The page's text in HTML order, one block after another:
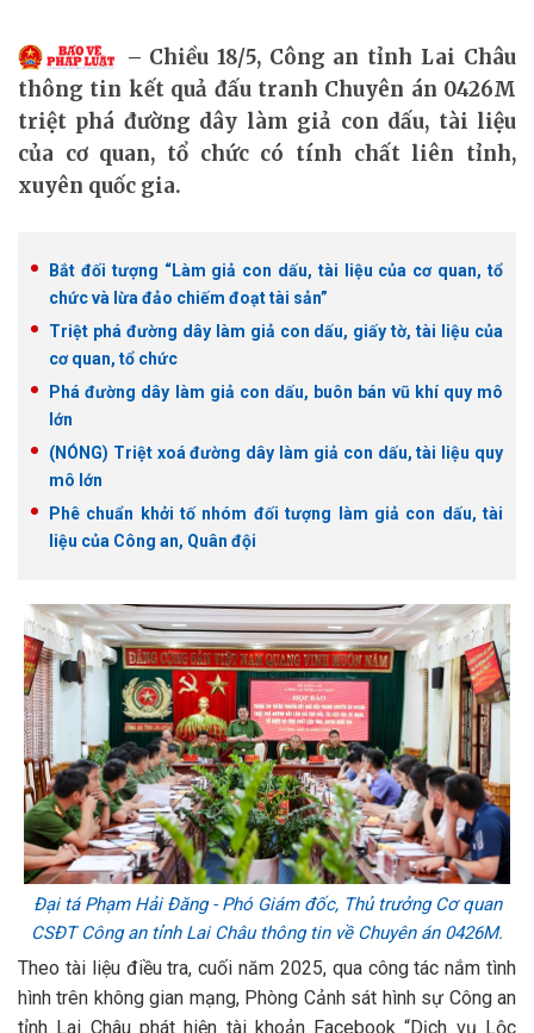
Chiều 18/5, Công an tỉnh Lai Châu
thông tin kết quả đấu tranh Chuyên án 0426M
triệt phá đường dây làm giả con dấu, tài liệu
của cơ quan, tổ chức có tính chất liên tỉnh,
xuyên quốc gia.
Bắt đối tượng “Làm giả con dấu, tài liệu của cơ quan, tổ
chức và lừa đảo chiếm đoạt tài sản”
Triệt phá đường dây làm giả con dấu, giấy tờ, tài liệu của
cơ quan, tổ chức
Phá đường dây làm giả con dấu, buôn bán vũ khí quy mô
lớn
(NÓNG) Triệt xoá đường dây làm giả con dấu, tài liệu quy
mô lớn
Phê chuẩn khởi tố nhóm đối tượng làm giả con dấu, tài
liệu của Công an, Quân đội
Đại tá Phạm Hải Đăng - Phó Giám đốc, Thủ trưởng Cơ quan
CSĐT Công an tỉnh Lai Châu thông tin về Chuyên án 0426M.
Theo tài liệu điều tra, cuối năm 2025, qua công tác nắm tình
hình trên không gian mạng, Phòng Cảnh sát hình sự Công an
tỉnh Lai Châu phát hiện tài khoản Facebook “Dịch vụ Lộc